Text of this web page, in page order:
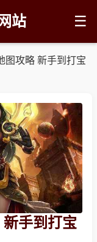
站 ☰
图攻略 新手到打宝
手到打宝